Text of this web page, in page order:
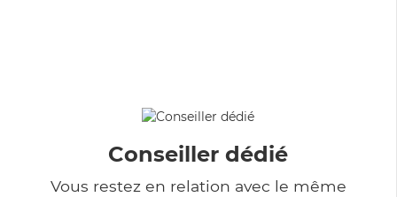
Conseiller dédié
Vous restez en relation avec le même